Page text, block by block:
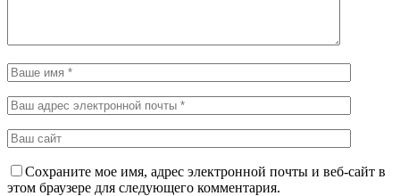
Сохраните мое имя, адрес электронной почты и веб-сайт в
этом браузере для следующего комментария.